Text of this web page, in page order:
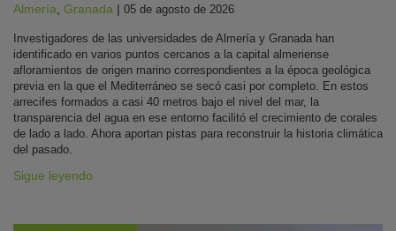
Almería Granada | 05 de agosto de 2026
Investigadores de las universidades de Almería y Granada han
identificado en varios puntos cercanos a la capital almeriense
afloramientos de origen marino correspondientes a la época geológica
previa en la que el Mediterráneo se secó casi por completo. En estos
arrecifes formados a casi 40 metros bajo el nivel del mar, la
transparencia del agua en ese entorno facilitó el crecimiento de corales
de lado a lado. Ahora aportan pistas para reconstruir la historia climática
del pasado.
Sigue leyendo